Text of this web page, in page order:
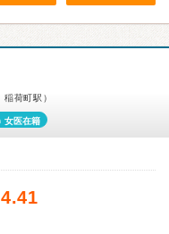
荷町駅）
女医在籍
4.41